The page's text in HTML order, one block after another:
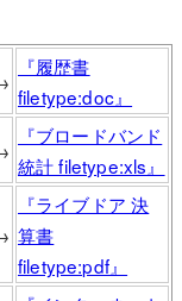
『履歴書
filetype:doc』
『ブロードバンド
統計 filetype:xls』
『ライブドア 決
算書
filetype:pdf』